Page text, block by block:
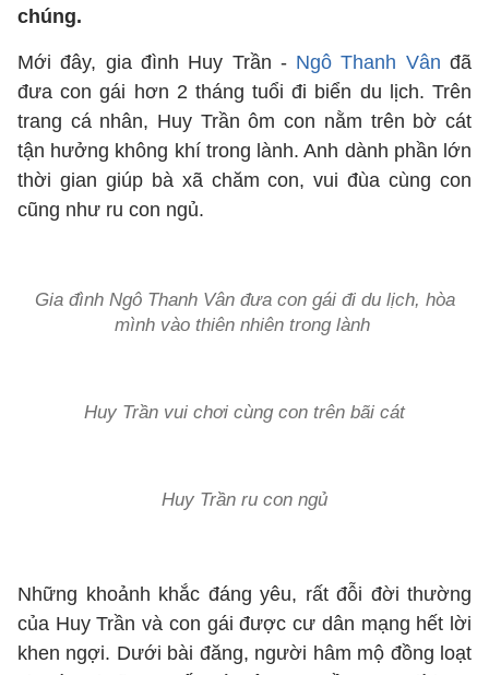
chúng.
Mới đây, gia đình Huy Trần - Ngô Thanh Vân đã
đưa con gái hơn 2 tháng tuổi đi biển du lịch. Trên
trang cá nhân, Huy Trần ôm con nằm trên bờ cát
tận hưởng không khí trong lành. Anh dành phần lớn
thời gian giúp bà xã chăm con, vui đùa cùng con
cũng như ru con ngủ.
Gia đình Ngô Thanh Vân đưa con gái đi du lịch, hòa
mình vào thiên nhiên trong lành
Huy Trần vui chơi cùng con trên bãi cát
Huy Trần ru con ngủ
Những khoảnh khắc đáng yêu, rất đỗi đời thường
của Huy Trần và con gái được cư dân mạng hết lời
khen ngợi. Dưới bài đăng, người hâm mộ đồng loạt